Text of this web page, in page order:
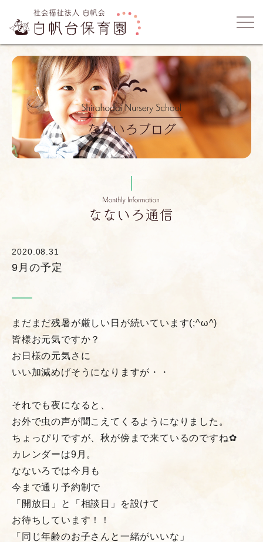
2020.08.31
9月の予定
まだまだ残暑が厳しい日が続いています(;^ω^)
皆様お元気ですか？
お日様の元気さに
いい加減めげそうになりますが・・
それでも夜になると、
お外で虫の声が聞こえてくるようになりました。
ちょっぴりですが、秋が傍まで来ているのですね✿
カレンダーは9月。
なないろでは今月も
今まで通り 予約制 で
「開放日」と「相談日」を設けて
お待ちしています！！
「同じ年齢のお子さんと一緒がいいな」